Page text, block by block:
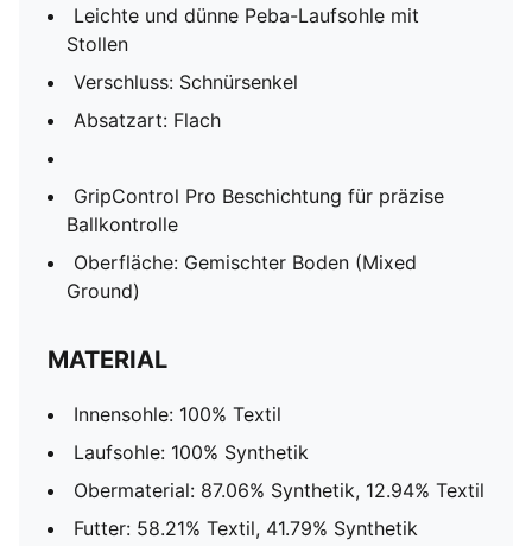
Leichte und dünne Peba-Laufsohle mit
Stollen
Verschluss: Schnürsenkel
Absatzart: Flach
GripControl Pro Beschichtung für präzise
Ballkontrolle
Oberfläche: Gemischter Boden (Mixed
Ground)
MATERIAL
Innensohle: 100% Textil
Laufsohle: 100% Synthetik
Obermaterial: 87.06% Synthetik, 12.94% Textil
Futter: 58.21% Textil, 41.79% Synthetik